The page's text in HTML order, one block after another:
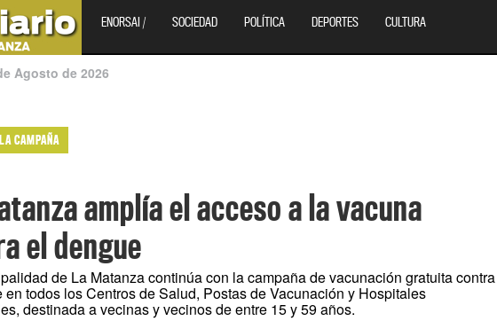
ENORSAI / SOCIEDAD POLÍTICA DEPORTES CULTURA
Agosto de 2026
CAMPAÑA
amplía el acceso a la vacuna
el dengue
de La Matanza continúa con la campaña de vacunación gratuita contra
en todos los Centros de Salud, Postas de Vacunación y Hospitales
destinada a vecinas y vecinos de entre 15 y 59 años.